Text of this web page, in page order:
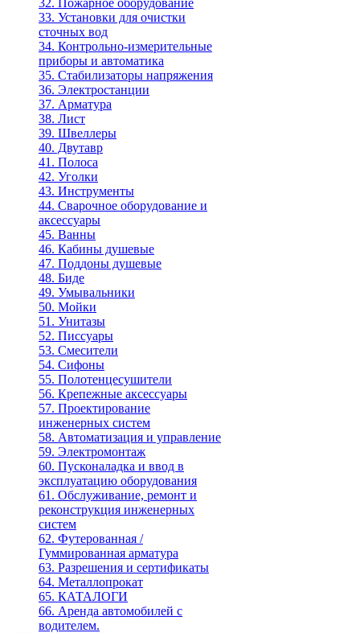
32. Пожарное оборудование
33. Установки для очистки
сточных вод
34. Контрольно-измерительные
приборы и автоматика
35. Стабилизаторы напряжения
36. Электростанции
37. Арматура
38. Лист
39. Швеллеры
40. Двутавр
41. Полоса
42. Уголки
43. Инструменты
44. Сварочное оборудование и
аксессуары
45. Ванны
46. Кабины душевые
47. Поддоны душевые
48. Биде
49. Умывальники
50. Мойки
51. Унитазы
52. Писсуары
53. Смесители
54. Сифоны
55. Полотенцесушители
56. Крепежные аксессуары
57. Проектирование
инженерных систем
58. Автоматизация и управление
59. Электромонтаж
60. Пусконаладка и ввод в
эксплуатацию оборудования
61. Обслуживание, ремонт и
реконструкция инженерных
систем
62. Футерованная /
Гуммированная арматура
63. Разрешения и сертификаты
64. Металлопрокат
65. КАТАЛОГИ
66. Аренда автомобилей с
водителем.